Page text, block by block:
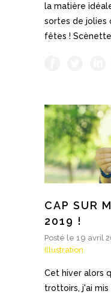
la matière
sortes de jolies
fêtes !
CAP SUR
2019 !
Posté le 19 avril
Illustration
Cet hiver alors
trottoirs, j'ai